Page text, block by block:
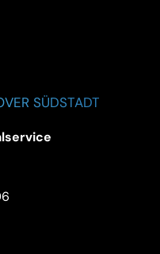
SÜDSTADT